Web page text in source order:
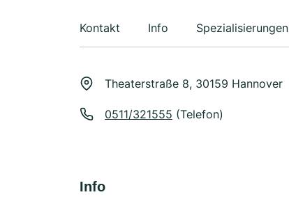
Kontakt Info Spezialisierungen
Theaterstraße 8, 30159 Hannover
0511/321555 (Telefon)
Info